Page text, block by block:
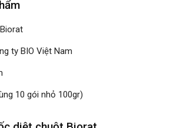
ty BIO Việt Nam
10 gói nhỏ 100gr)